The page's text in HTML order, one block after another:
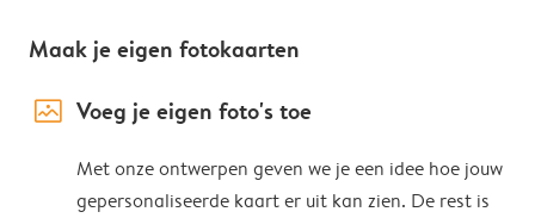
Maak je eigen fotokaarten
image_placeholder Voeg je eigen foto's toe
Met onze ontwerpen geven we je een idee hoe jouw
gepersonaliseerde kaart er uit kan zien. De rest is